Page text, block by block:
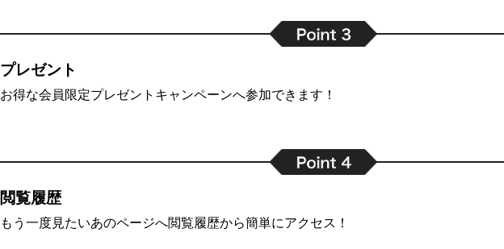
プレゼント
お得な会員限定プレゼントキャンペーンへ参加できます！
閲覧履歴
もう一度見たいあのページへ閲覧履歴から簡単にアクセス！